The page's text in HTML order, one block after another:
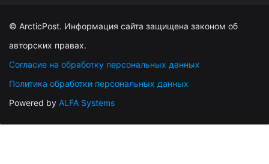
© ArcticPost. Информация сайта защищена законом об
авторских правах.
Согласие на обработку персональных данных
Политика обработки персональных данных
Powered by ALFA Systems